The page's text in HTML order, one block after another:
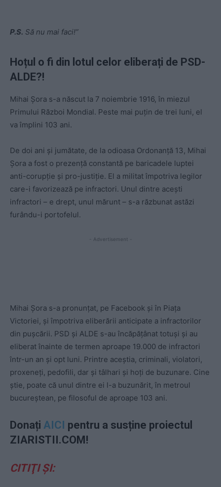
P.S. Să nu mai faci!”
Hoțul o fi din lotul celor eliberați de PSD-
ALDE?!
Mihai Șora s-a născut la 7 noiembrie 1916, în miezul
Primului Război Mondial. Peste mai puțin de trei luni, el
va împlini 103 ani.
De doi ani și jumătate, de la odioasa Ordonanță 13, Mihai
Șora a fost o prezență constantă pe baricadele luptei
anti-corupție și pro-justiție. El a militat împotriva legilor
care-i favorizează pe infractori. Unul dintre acești
infractori – e drept, unul mărunt – s-a răzbunat astăzi
furându-i portofelul.
- Advertisement -
Mihai Șora s-a pronunțat, pe Facebook și în Piața
Victoriei, și împotriva eliberării anticipate a infractorilor
din pușcării. PSD și ALDE s-au încăpățânat totuși și au
eliberat înainte de termen aproape 19.000 de infractori
într-un an și opt luni. Printre aceștia, criminali, violatori,
proxeneți, pedofili, dar și tâlhari și hoți de buzunare. Cine
știe, poate că unul dintre ei l-a buzunărit, în metroul
bucureștean, pe filosoful de aproape 103 ani.
Donați AICI pentru a susține proiectul
ZIARISTII.COM!
CITIŢI ŞI: